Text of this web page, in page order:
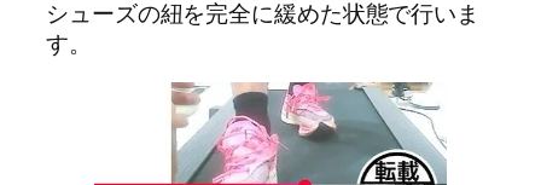
シューズの紐を完全に緩めた状態で行いま
す。